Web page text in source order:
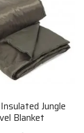
Jungle
Blanket